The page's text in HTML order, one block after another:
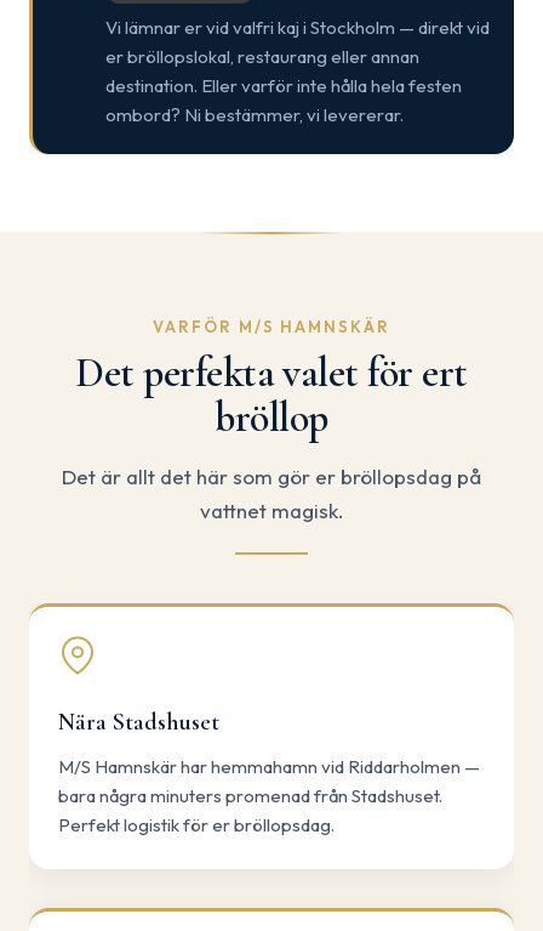
Vi lämnar er vid valfri kaj i Stockholm — direkt vid
er bröllopslokal, restaurang eller annan
destination. Eller varför inte hålla hela festen
ombord? Ni bestämmer, vi levererar.
VARFÖR M/S HAMNSKÄR
Det perfekta valet för ert
bröllop
Det är allt det här som gör er bröllopsdag på
vattnet magisk.
Nära Stadshuset
M/S Hamnskär har hemmahamn vid Riddarholmen —
bara några minuters promenad från Stadshuset.
Perfekt logistik för er bröllopsdag.